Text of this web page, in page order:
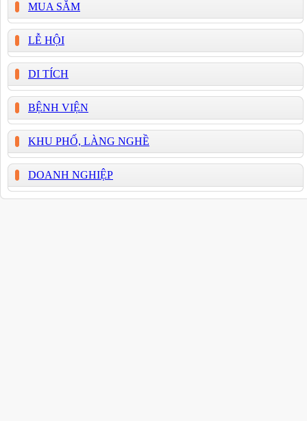
MUA SẮM
LỄ HỘI
DI TÍCH
BỆNH VIỆN
KHU PHỐ, LÀNG NGHỀ
DOANH NGHIỆP